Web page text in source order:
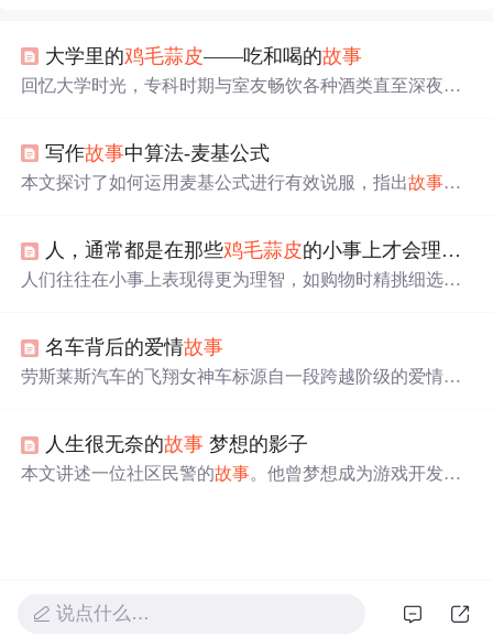
大学里的鸡毛蒜皮——吃和喝的故事
回忆大学时光，专科时期与室友畅饮各种酒类直至深夜，
写作故事中算法-麦基公式
本文探讨了如何运用麦基公式进行有效说服，指出故事是
突和生活的含义，阐述了故事的三个阶段：生活遭遇变
量、意外打断努力和情感满足。
人，通常都是在那些鸡毛蒜皮的小事上才会理智(摘)
人们往往在小事上表现得更为理智，如购物时精挑细选；
式。名车背后的爱情故事
劳斯莱斯汽车的飞翔女神车标源自一段跨越阶级的爱情。
标志。人生很无奈的故事 梦想的影子
本文讲述一位社区民警的故事。他曾梦想成为游戏开发
说点什么…